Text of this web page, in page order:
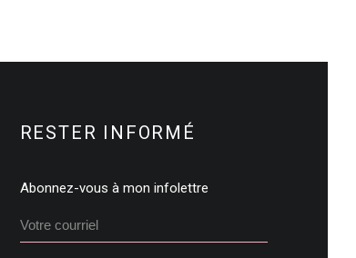
RESTER INFORMÉ
Abonnez-vous à mon infolettre